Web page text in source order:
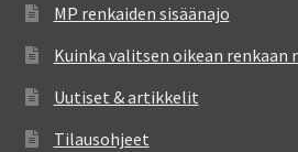
MP renkaiden sisäänajo
Kuinka valitsen oikean
Uutiset & artikkelit
Tilausohjeet